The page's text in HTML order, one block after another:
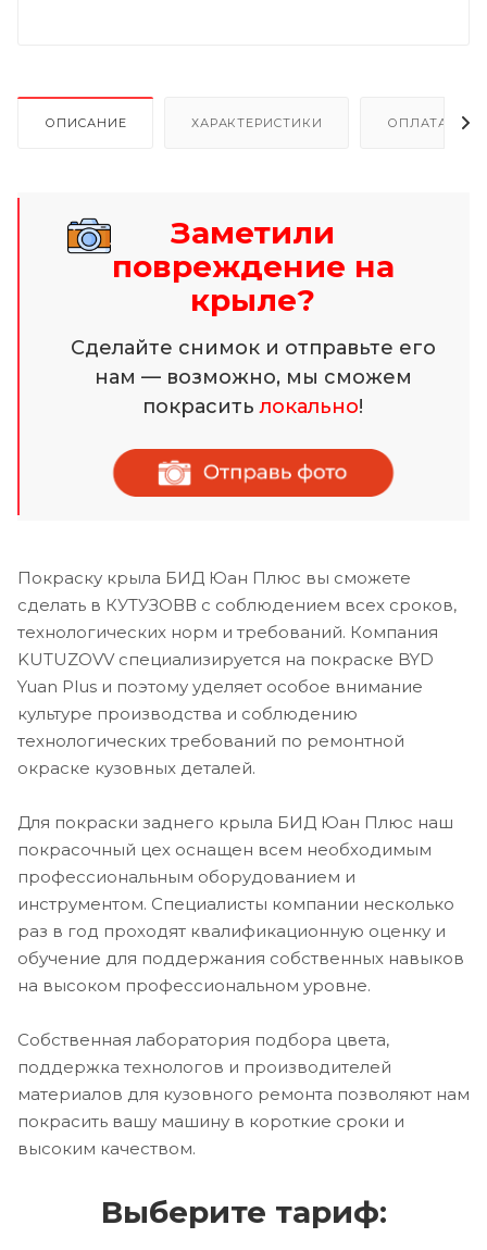
ОПИСАНИЕ ХАРАКТЕРИСТИКИ ОПЛАТА И
Заметили
повреждение на
крыле?
Сделайте снимок и отправьте его
нам — возможно, мы сможем
покраситьлокально!
Покраску крыла БИД Юан Плюс вы сможете
сделать в КУТУЗОВВ с соблюдением всех сроков,
технологических норм и требований. Компания
KUTUZOVV специализируется на покраске BYD
Yuan Plus и поэтому уделяет особое внимание
культуре производства и соблюдению
технологических требований по ремонтной
окраске кузовных деталей.
Для покраски заднего крыла БИД Юан Плюс наш
покрасочный цех оснащен всем необходимым
профессиональным оборудованием и
инструментом. Специалисты компании несколько
раз в год проходят квалификационную оценку и
обучение для поддержания собственных навыков
на высоком профессиональном уровне.
Собственная лаборатория подбора цвета,
поддержка технологов и производителей
материалов для кузовного ремонта позволяют нам
покрасить вашу машину в короткие сроки и
высоким качеством.
Выберите тариф: